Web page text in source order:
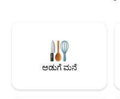
ರೂಮ್ ಮತ್ತು ಬೆಡ್‌ರೂಮ್‌ಗಳು ಸಂಪೂರ್ಣ
ಅಡುಗೆಮನೆ ವೈ-ಫೈ ಪಾರ್ಕಿಂಗ್ ಸಂಪೂರ್ಣ
ಸಾಮಗ್ರಿಗಳು ತೊಟ್ಟಿಲು
ಅಡುಗೆ ಮನೆ